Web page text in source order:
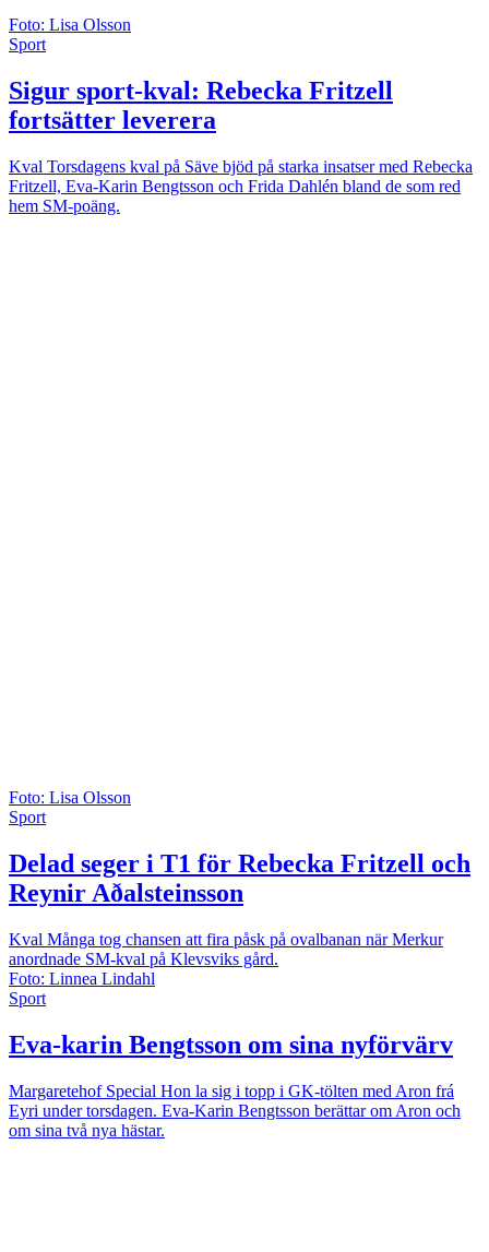
Foto: Lisa Olsson
Sport
Sigur sport-kval: Rebecka Fritzell
fortsätter leverera
Kval Torsdagens kval på Säve bjöd på starka insatser med Rebecka
Fritzell, Eva-Karin Bengtsson och Frida Dahlén bland de som red
hem SM-poäng.
Foto: Lisa Olsson
Sport
Delad seger i T1 för Rebecka Fritzell och
Reynir Aðalsteinsson
Kval Många tog chansen att fira påsk på ovalbanan när Merkur
anordnade SM-kval på Klevsviks gård.
Foto: Linnea Lindahl
Sport
Eva-karin Bengtsson om sina nyförvärv
Margaretehof Special Hon la sig i topp i GK-tölten med Aron frá
Eyri under torsdagen. Eva-Karin Bengtsson berättar om Aron och
om sina två nya hästar.